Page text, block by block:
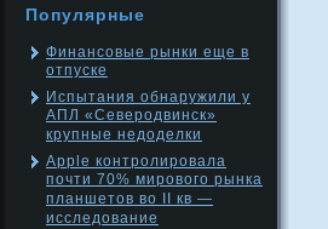
Популярные
Финансовые рынки еще в
отпуске
Испытания обнаружили у
АПЛ «Северодвинск»
крупные недоделки
Apple контролировала
почти 70% мирового рынка
планшетов во II кв —
исследование